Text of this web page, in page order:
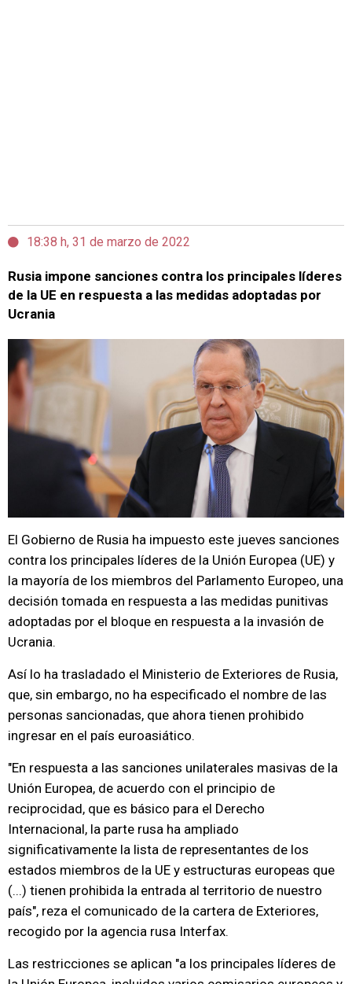
18:38 h, 31 de marzo de 2022
Rusia impone sanciones contra los principales líderes
de la UE en respuesta a las medidas adoptadas por
Ucrania
El Gobierno de Rusia ha impuesto este jueves sanciones
contra los principales líderes de la Unión Europea (UE) y
la mayoría de los miembros del Parlamento Europeo, una
decisión tomada en respuesta a las medidas punitivas
adoptadas por el bloque en respuesta a la invasión de
Ucrania.
Así lo ha trasladado el Ministerio de Exteriores de Rusia,
que, sin embargo, no ha especificado el nombre de las
personas sancionadas, que ahora tienen prohibido
ingresar en el país euroasiático.
"En respuesta a las sanciones unilaterales masivas de la
Unión Europea, de acuerdo con el principio de
reciprocidad, que es básico para el Derecho
Internacional, la parte rusa ha ampliado
significativamente la lista de representantes de los
estados miembros de la UE y estructuras europeas que
(...) tienen prohibida la entrada al territorio de nuestro
país", reza el comunicado de la cartera de Exteriores,
recogido por la agencia rusa Interfax.
Las restricciones se aplican "a los principales líderes de